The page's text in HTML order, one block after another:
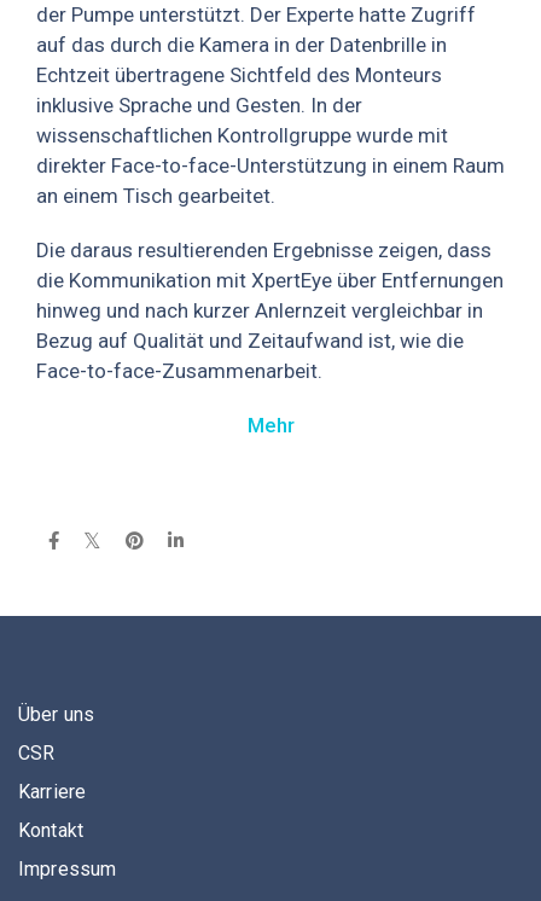
der Pumpe unterstützt. Der Experte hatte Zugriff
auf das durch die Kamera in der Datenbrille in
Echtzeit übertragene Sichtfeld des Monteurs
inklusive Sprache und Gesten. In der
wissenschaftlichen Kontrollgruppe wurde mit
direkter Face-to-face-Unterstützung in einem Raum
an einem Tisch gearbeitet.
Die daraus resultierenden Ergebnisse zeigen, dass
die Kommunikation mit XpertEye über Entfernungen
hinweg und nach kurzer Anlernzeit vergleichbar in
Bezug auf Qualität und Zeitaufwand ist, wie die
Face-to-face-Zusammenarbeit.
Mehr
Über uns
CSR
Karriere
Kontakt
Impressum